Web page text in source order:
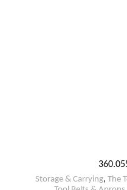
Storage & Carrying, The